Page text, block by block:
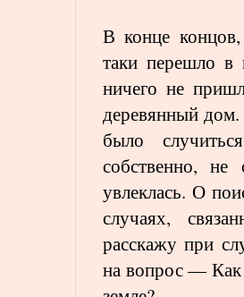
В конце
таки перешло
ничего не
деревянный
было
собственно,
увлеклась. О
случаях,
расскажу при
на вопрос — Как